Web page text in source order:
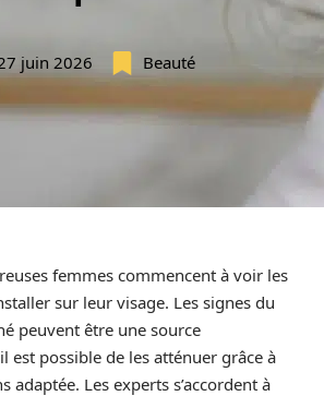
juin 2026 Beauté
femmes commencent à voir les
sur leur visage. Les signes du
peuvent être une source
est possible de les atténuer grâce à
adaptée. Les experts s’accordent à